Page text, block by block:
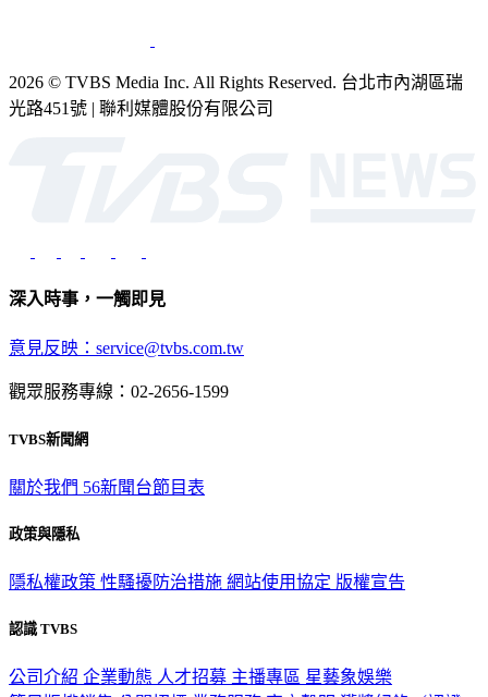
2026 © TVBS Media Inc. All Rights Reserved. 台北市內湖區瑞
光路451號 | 聯利媒體股份有限公司
深入時事，一觸即見
意見反映：service@tvbs.com.tw
觀眾服務專線：02-2656-1599
TVBS新聞網
關於我們 56新聞台節目表
政策與隱私
隱私權政策 性騷擾防治措施 網站使用協定 版權宣告
認識 TVBS
公司介紹 企業動態 人才招募 主播專區 星藝象娛樂